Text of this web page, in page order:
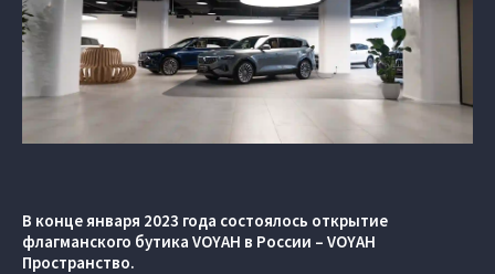
В конце января 2023 года состоялось открытие
флагманского бутика VOYAH в России – VOYAH
Пространство.